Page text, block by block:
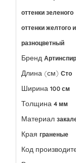
оттенки зеленого
оттенки желтого
разноцветный
Бренд
Длина (см) Сто
Ширина 100 см
Толщина 4 мм
Материал
Края граненые
Код